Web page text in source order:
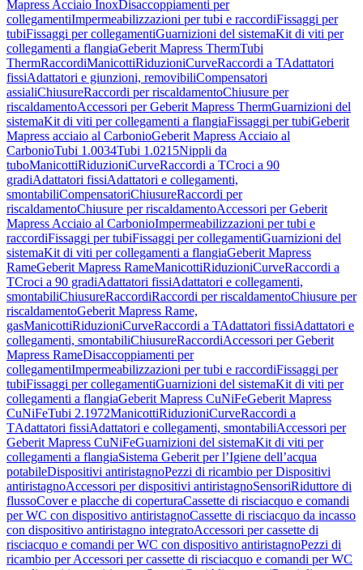
Mapress Acciaio InoxDisaccoppiamenti per
collegamentiImpermeabilizzazioni per tubi e raccordiFissaggi per
tubiFissaggi per collegamentiGuarnizioni del sistemaKit di viti per
collegamenti a flangiaGeberit Mapress ThermTubi
ThermRaccordiManicottiRiduzioniCurveRaccordi a TAdattatori
fissiAdattatori e giunzioni, removibiliCompensatori
assialiChiusureRaccordi per riscaldamentoChiusure per
riscaldamentoAccessori per Geberit Mapress ThermGuarnizioni del
sistemaKit di viti per collegamenti a flangiaFissaggi per tubiGeberit
Mapress acciaio al CarbonioGeberit Mapress Acciaio al
CarbonioTubi 1.0034Tubi 1.0215Nippli da
tuboManicottiRiduzioniCurveRaccordi a TCroci a 90
gradiAdattatori fissiAdattatori e collegamenti,
smontabiliCompensatoriChiusureRaccordi per
riscaldamentoChiusure per riscaldamentoAccessori per Geberit
Mapress Acciaio al CarbonioImpermeabilizzazioni per tubi e
raccordiFissaggi per tubiFissaggi per collegamentiGuarnizioni del
sistemaKit di viti per collegamenti a flangiaGeberit Mapress
RameGeberit Mapress RameManicottiRiduzioniCurveRaccordi a
TCroci a 90 gradiAdattatori fissiAdattatori e collegamenti,
smontabiliChiusureRaccordiRaccordi per riscaldamentoChiusure per
riscaldamentoGeberit Mapress Rame,
gasManicottiRiduzioniCurveRaccordi a TAdattatori fissiAdattatori e
collegamenti, smontabiliChiusureRaccordiAccessori per Geberit
Mapress RameDisaccoppiamenti per
collegamentiImpermeabilizzazioni per tubi e raccordiFissaggi per
tubiFissaggi per collegamentiGuarnizioni del sistemaKit di viti per
collegamenti a flangiaGeberit Mapress CuNiFeGeberit Mapress
CuNiFeTubi 2.1972ManicottiRiduzioniCurveRaccordi a
TAdattatori fissiAdattatori e collegamenti, smontabiliAccessori per
Geberit Mapress CuNiFeGuarnizioni del sistemaKit di viti per
collegamenti a flangiaSistema Geberit per l’Igiene dell’acqua
potabileDispositivi antiristagnoPezzi di ricambio per Dispositivi
antiristagnoAccessori per dispositivi antiristagnoSensoriRiduttore di
flussoCover e placche di coperturaCassette di risciacquo e comandi
per WC con dispositivo antiristagnoCassette di risciacquo da incasso
con dispositivo antiristagno integratoAccessori per cassette di
risciacquo e comandi per WC con dispositivo antiristagnoPezzi di
ricambio per Accessori per cassette di risciacquo e comandi per WC